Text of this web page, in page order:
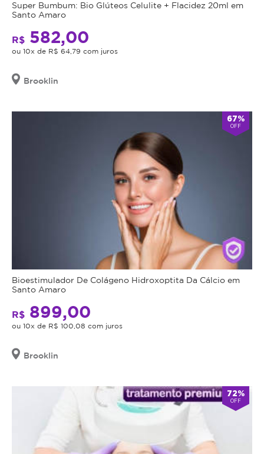
Super Bumbum: Bio Glúteos Celulite + Flacidez 20ml em
Santo Amaro
R$ 582,00
ou 10x de R$ 64,79 com juros
Brooklin
67%
OFF
Bioestimulador De Colágeno Hidroxoptita Da Cálcio em
Santo Amaro
R$ 899,00
ou 10x de R$ 100,08 com juros
Brooklin
72%
OFF